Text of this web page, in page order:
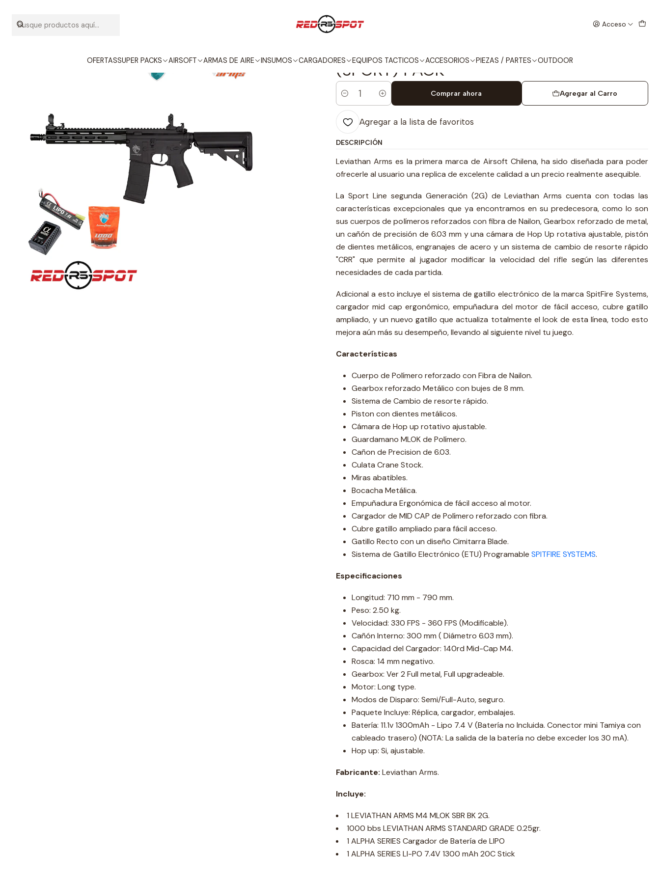
Acceso
OFERTASSUPER PACKS AIRSOFT ARMAS DE AIRE INSUMOS CARGADORES EQUIPOS TACTICOS ACCESORIOS PIEZAS / PARTES OUTDOOR
LEVIATHAN ARMS M4 MLOK SBR 2G ETU
(SPORT) PACK
Cantidad
Agregar al Carro
Comprar ahora
Agregar a la lista de favoritos
DESCRIPCIÓN
Leviathan Arms es la primera marca de Airsoft Chilena, ha sido diseñada para poder
ofrecerle al usuario una replica de excelente calidad a un precio realmente asequible.
La Sport Line segunda Generación (2G) de Leviathan Arms cuenta con todas las
características excepcionales que ya encontramos en su predecesora, como lo son
sus cuerpos de polímeros reforzados con fibra de Nailon, Gearbox reforzado de metal,
un cañón de precisión de 6.03 mm y una cámara de Hop Up rotativa ajustable, pistón
de dientes metálicos, engranajes de acero y un sistema de cambio de resorte rápido
"CRR" que permite al jugador modificar la velocidad del rifle según las diferentes
necesidades de cada partida.
Adicional a esto incluye el sistema de gatillo electrónico de la marca SpitFire Systems,
cargador mid cap ergonómico, empuñadura del motor de fácil acceso, cubre gatillo
ampliado, y un nuevo gatillo que actualiza totalmente el look de esta línea, todo esto
mejora aún más su desempeño, llevando al siguiente nivel tu juego.
Características
Cuerpo de Polímero reforzado con Fibra de Nailon.
Gearbox reforzado Metálico con bujes de 8 mm.
Sistema de Cambio de resorte rápido.
Piston con dientes metálicos.
Cámara de Hop up rotativo ajustable.
Guardamano MLOK de Polímero.
Cañon de Precision de 6.03.
Culata Crane Stock.
Miras abatibles.
Bocacha Metálica.
Empuñadura Ergonómica de fácil acceso al motor.
Cargador de MID CAP de Polímero reforzado con fibra.
Cubre gatillo ampliado para fácil acceso.
Gatillo Recto con un diseño Cimitarra Blade.
Sistema de Gatillo Electrónico (ETU) Programable SPITFIRE SYSTEMS.
Especificaciones
Longitud: 710 mm - 790 mm.
Peso: 2.50 kg.
Velocidad: 330 FPS - 360 FPS (Modificable).
Cañón Interno: 300 mm ( Diámetro 6.03 mm).
Capacidad del Cargador: 140rd Mid-Cap M4.
Rosca: 14 mm negativo.
Gearbox: Ver 2 Full metal, Full upgradeable.
Motor: Long type.
Modos de Disparo: Semi/Full-Auto, seguro.
Paquete Incluye: Réplica, cargador, embalajes.
Batería: 11.1v 1300mAh - Lipo 7.4 V (Batería no Incluida. Conector mini Tamiya con
cableado trasero) (NOTA: La salida de la batería no debe exceder los 30 mA).
Hop up: Si, ajustable.
Fabricante: Leviathan Arms.
Incluye:
1 LEVIATHAN ARMS M4 MLOK SBR BK 2G.
1000 bbs LEVIATHAN ARMS STANDARD GRADE 0.25gr.
1 ALPHA SERIES Cargador de Batería de LIPO
1 ALPHA SERIES LI-PO 7.4V 1300 mAh 20C Stick